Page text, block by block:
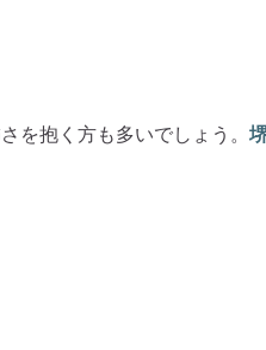
を抱く方も多いでしょう。